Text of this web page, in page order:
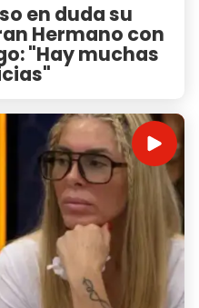
en duda su
Hermano con
"Hay muchas